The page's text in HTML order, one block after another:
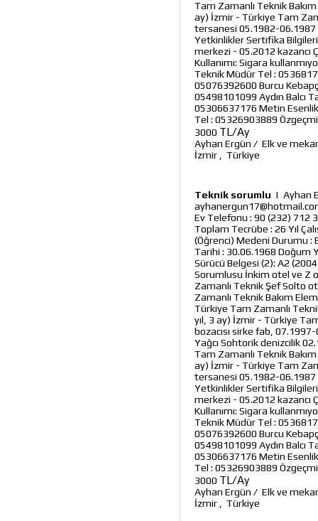
Tam Zamanlı Teknik
ay) İzmir - Türkiye Tam
tersanesi 05.1982-06.1987
Yetkinlikler Sertifika
merkezi - 05.2012 kazancı
Kullanımı: Sigara
Teknik Müdür Tel :
05076392600 Burcu
05498101099 Aydın Balcı
05306637176 Metin
Tel : 05326903889
3000 TL/Ay
Ayhan Ergün / Elk ve
İzmir
Türkiye
Teknik sorumlu | Ayhan
Ev Telefonu : 90 (232) 712
Toplam Tecrübe : 26 Yıl
(Öğrenci) Medeni Durumu :
Tarihi : 30.06.1968 Doğum
Sürücü Belgesi (2): A2
Sorumlusu İnkim otel ve Z
Zamanlı Teknik Şef Solto
Zamanlı Teknik Bakım
Türkiye Tam Zamanlı
yıl, 3 ay) İzmir - Türkiye
bozacısı sirke fab,
Yağcı Sohtorik denizcilik
Tam Zamanlı Teknik
ay) İzmir - Türkiye Tam
tersanesi 05.1982-06.1987
Yetkinlikler Sertifika
merkezi - 05.2012 kazancı
Kullanımı: Sigara
Teknik Müdür Tel :
05076392600 Burcu
05498101099 Aydın Balcı
05306637176 Metin
Tel : 05326903889
3000 TL/Ay
Ayhan Ergün / Elk ve
İzmir
Türkiye